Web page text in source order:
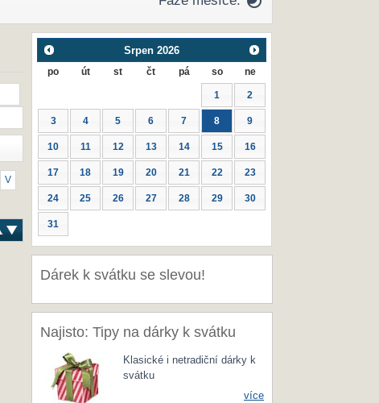
V
Srpen 2026
po út st čt pá so ne
1 2
3 4 5 6 7 8 9
10 11 12 13 14 15 16
17 18 19 20 21 22 23
24 25 26 27 28 29 30
31
Dárek k svátku se slevou!
Najisto: Tipy na dárky k svátku
Klasické i netradiční dárky k
svátku
více